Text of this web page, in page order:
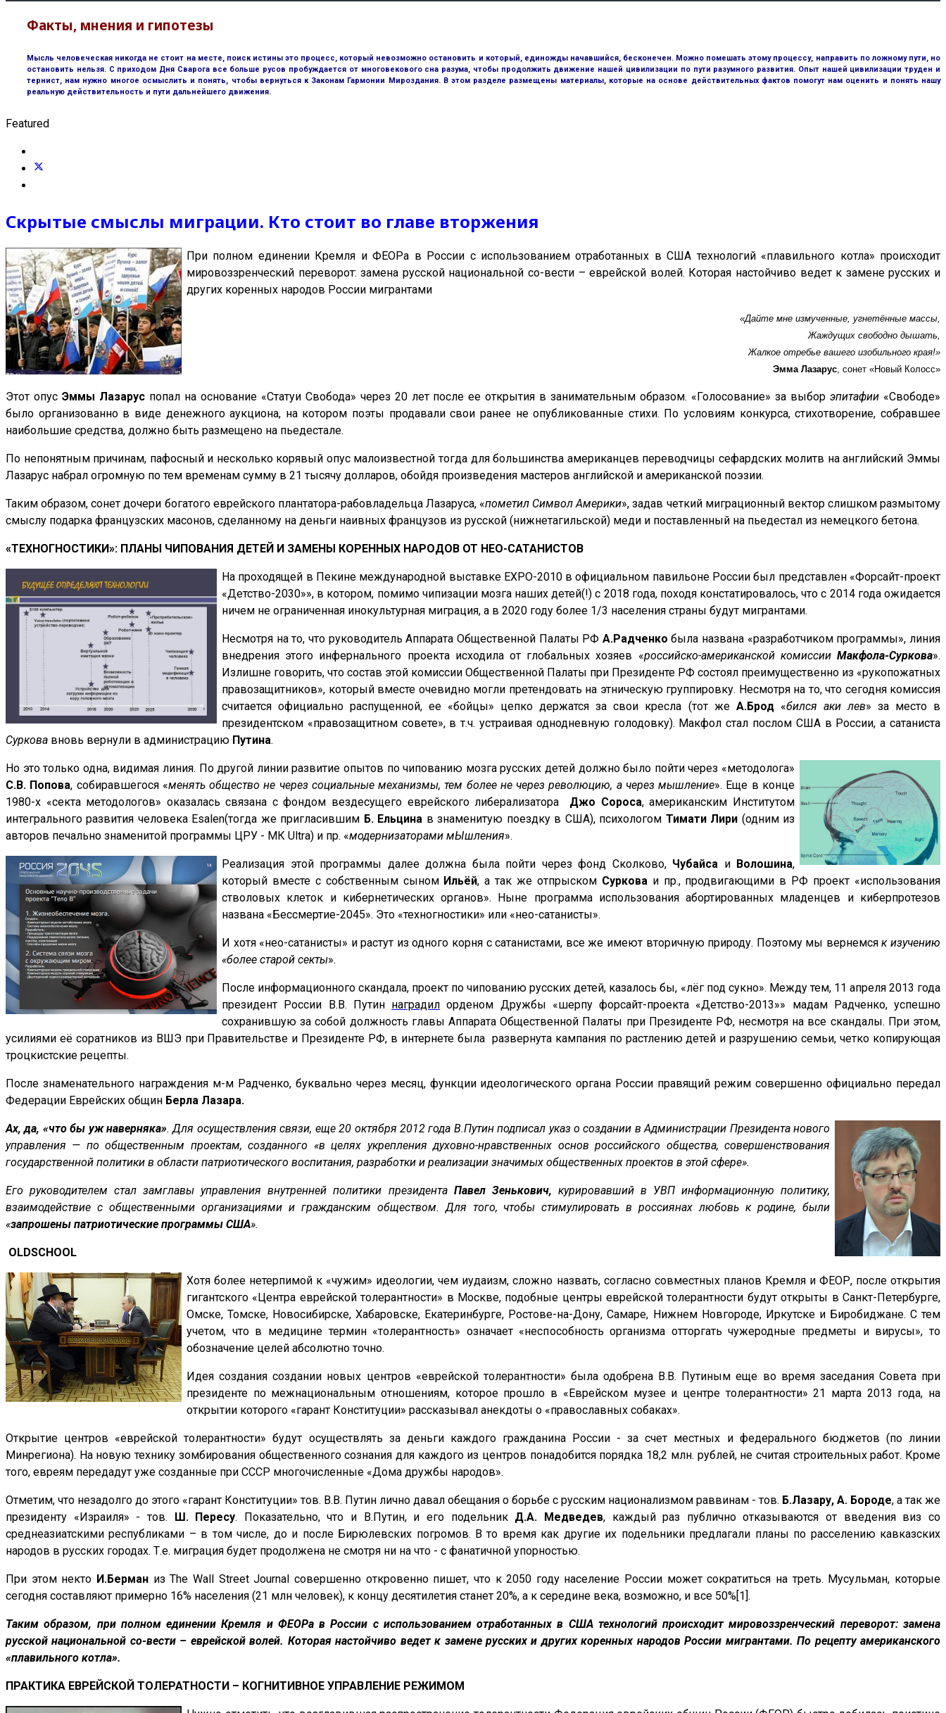
Факты, мнения и гипотезы
Мысль человеческая никогда не стоит на месте, поиск истины это процесс, который невозможно остановить и который, единожды начавшийся, бесконечен. Можно помешать этому процессу, направить по ложному пути, но
остановить нельзя. С приходом Дня Сварога все больше русов пробуждается от многовекового сна разума, чтобы продолжить движение нашей цивилизации по пути разумного развития. Опыт нашей цивилизации труден и
тернист, нам нужно многое осмыслить и понять, чтобы вернуться к Законам Гармонии Мироздания. В этом разделе размещены материалы, которые на основе действительных фактов помогут нам оценить и понять нашу
реальную действительность и пути дальнейшего движения.
Featured
Скрытые смыслы миграции. Кто стоит во главе вторжения
При полном единении Кремля и ФЕОРа в России с использованием отработанных в США технологий «плавильного котла» происходит
мировоззренческий переворот: замена русской национальной со-вести – еврейской волей. Которая настойчиво ведет к замене русских и
других коренных народов России мигрантами
«Дайте мне измученные, угнетённые массы,
Жаждущих свободно дышать,
Жалкое отребье вашего изобильного края!»
Эмма Лазарус, сонет «Новый Колосс»
Этот опус Эммы Лазаруспопал на основание «Статуи Свобода» через 20 лет после ее открытия в занимательным образом. «Голосование» за выборэпитафии «Свободе»
было организованно в виде денежного аукциона, на котором поэты продавали свои ранее не опубликованные стихи. По условиям конкурса, стихотворение, собравшее
наибольшие средства, должно быть размещено на пьедестале.
По непонятным причинам, пафосный и несколько корявый опус малоизвестной тогда для большинства американцев переводчицы сефардских молитв на английский Эммы
Лазарус набрал огромную по тем временам сумму в 21 тысячу долларов, обойдя произведения мастеров английской и американской поэзии.
Таким образом, сонет дочери богатого еврейского плантатора-рабовладельца Лазаруса, «пометил Символ Америки», задав четкий миграционный вектор слишком размытому
смыслу подарка французских масонов, сделанному на деньги наивных французов из русской (нижнетагильской) меди и поставленный на пьедестал из немецкого бетона.
«ТЕХНОГНОСТИКИ»: ПЛАНЫ ЧИПОВАНИЯ ДЕТЕЙ И ЗАМЕНЫ КОРЕННЫХ НАРОДОВ ОТ НЕО-САТАНИСТОВ
На проходящей в Пекине международной выставке ЕXPO-2010 в официальном павильоне России был представлен «Форсайт-проект
«Детство-2030»», в котором, помимо чипизации мозга наших детей(!) с 2018 года, походя констатировалось, что с 2014 года ожидается
ничем не ограниченная инокультурная миграция, а в 2020 году более 1/3 населения страны будут мигрантами.
Несмотря на то, что руководитель Аппарата Общественной Палаты РФ А.Радченко была названа «разработчиком программы», линия
внедрения этого инфернального проекта исходила от глобальных хозяев «российско-американской комиссииМакфола-Суркова».
Излишне говорить, что состав этой комиссии Общественной Палаты при Президенте РФ состоял преимущественно из «рукопожатных
правозащитников», который вместе очевидно могли претендовать на этническую группировку. Несмотря на то, что сегодня комиссия
считается официально распущенной, ее «бойцы» цепко держатся за свои кресла (тот же А.Брод«бился аки лев» за место в
президентском «правозащитном совете», в т.ч. устраивая однодневную голодовку). Макфол стал послом США в России, а сатаниста
Суркова вновь вернули в администрацию Путина.
Но это только одна, видимая линия. По другой линии развитие опытов по чипованию мозга русских детей должно было пойти через «методолога»
С.В. Попова, собиравшегося «менять общество не через социальные механизмы, тем более не через революцию, а через мышление». Еще в конце
1980-х «секта методологов» оказалась связана с фондом вездесущего еврейского либерализатора Джо Сороса, американским Институтом
интегрального развития человека Esalen(тогда же пригласившим Б. Ельцина в знаменитую поездку в США), психологом Тимати Лири (одним из
авторов печально знаменитой программы ЦРУ - МК Ultra) и пр. «модернизаторами мЫшления».
Реализация этой программы далее должна была пойти через фонд Сколково, Чубайса и Волошина,
который вместе с собственным сыном Ильёй, а так же отпрыском Сурковаи пр., продвигающими в РФ проект «использования
стволовых клеток и кибернетических органов». Ныне программа использования абортированных младенцев и киберпротезов
названа «Бессмертие-2045». Это «техногностики» или «нео-сатанисты».
И хотя «нео-сатанисты» и растут из одного корня с сатанистами, все же имеют вторичную природу. Поэтому мы вернемсяк изучению
«более старой секты».
После информационного скандала, проект по чипованию русских детей, казалось бы, «лёг под сукно». Между тем, 11 апреля 2013 года
президент России В.В. Путин наградил орденом Дружбы «шерпу форсайт-проекта «Детство-2013»» мадам Радченко, успешно
сохранившую за собой должность главы Аппарата Общественной Палаты при Президенте РФ, несмотря на все скандалы. При этом,
усилиями её соратников из ВШЭ при Правительстве и Президенте РФ, в интернете была развернута кампания по растлению детей и разрушению семьи, четко копирующая
троцкистские рецепты.
После знаменательного награждения м-м Радченко, буквально через месяц, функции идеологического органа России правящий режим совершенно официально передал
Федерации Еврейских общин Берла Лазара.
Ах, да, «что бы уж наверняка». Для осуществления связи, еще 20 октября 2012 года В.Путин подписал указ о создании в Администрации Президента нового
управления — по общественным проектам, созданного «в целях укрепления духовно-нравственных основ российского общества, совершенствования
государственной политики в области патриотического воспитания, разработки и реализации значимых общественных проектов в этой сфере».
Его руководителем стал замглавы управления внутренней политики президента Павел Зенькович, курировавший в УВП информационную политику,
взаимодействие с общественными организациями и гражданским обществом. Для того, чтобы стимулировать в россиянах любовь к родине, были
«запрошены патриотические программы США».
OLDSCHOOL
Хотя более нетерпимой к «чужим» идеологии, чем иудаизм, сложно назвать, согласно совместных планов Кремля и ФЕОР, после открытия
гигантского «Центра еврейской толерантности» в Москве, подобные центры еврейской толерантности будут открыты в Санкт-Петербурге,
Омске, Томске, Новосибирске, Хабаровске, Екатеринбурге, Ростове-на-Дону, Самаре, Нижнем Новгороде, Иркутске и Биробиджане. С тем
учетом, что в медицине термин «толерантность» означает «неспособность организма отторгать чужеродные предметы и вирусы», то
обозначение целей абсолютно точно.
Идея создания создании новых центров «еврейской толерантности» была одобрена В.В. Путиным еще во время заседания Совета при
президенте по межнациональным отношениям, которое прошло в «Еврейском музее и центре толерантности» 21 марта 2013 года, на
открытии которого «гарант Конституции» рассказывал анекдоты о «православных собаках».
Открытие центров «еврейской толерантности» будут осуществлять за деньги каждого гражданина России - за счет местных и федерального бюджетов (по линии
Минрегиона). На новую технику зомбирования общественного сознания для каждого из центров понадобится порядка 18,2 млн. рублей, не считая строительных работ. Кроме
того, евреям передадут уже созданные при СССР многочисленные «Дома дружбы народов».
Отметим, что незадолго до этого «гарант Конституции» тов. В.В. Путин лично давал обещания о борьбе с русским национализмом раввинам - тов. Б.Лазару, А. Бороде, а так же
президенту «Израиля» - тов.
Ш. Пересу. Показательно, что и В.Путин, и его подельник Д.А. Медведев, каждый раз публично отказываются от введения виз со
среднеазиатскими республиками – в том числе, до и после Бирюлевских погромов. В то время как другие их подельники предлагали планы по расселению кавказских
народов в русских городах. Т.е. миграция будет продолжена не смотря ни на что - с фанатичной упорностью.
При этом некто И.БерманизThe Wall Street Journal совершенно откровенно пишет, что к 2050 году население России может сократиться на треть. Мусульман, которые
сегодня составляют примерно 16% населения (21 млн человек), к концу десятилетия станет 20%, а к середине века, возможно, и все 50%[1].
Таким образом, при полном единении Кремля и ФЕОРа в России с использованием отработанных в США технологий происходит мировоззренческий переворот: замена
русской национальной со-вести – еврейской волей. Которая настойчиво ведет к замене русских и других коренных народов России мигрантами. По рецепту американского
«плавильного котла».
ПРАКТИКА ЕВРЕЙСКОЙ ТОЛЕРАТНОСТИ – КОГНИТИВНОЕ УПРАВЛЕНИЕ РЕЖИМОМ